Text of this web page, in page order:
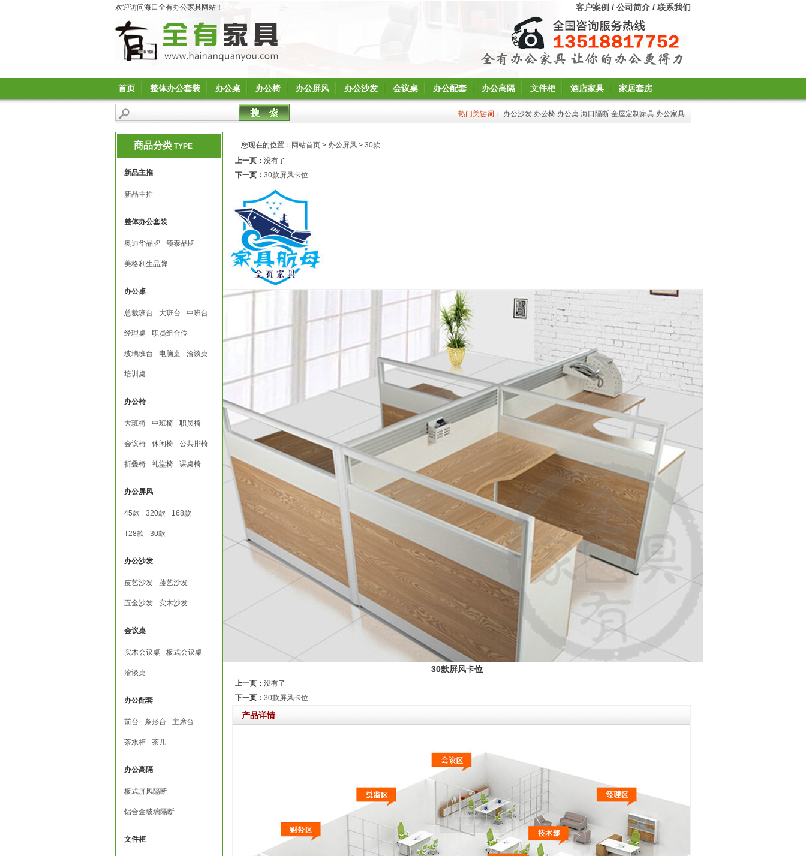
欢迎访问海口全有办公家具网站！ 客户案例 / 公司简介 / 联系我们
首页 整体办公套装 办公桌 办公椅 办公屏风 办公沙发 会议桌 办公配套 办公高隔 文件柜 酒店家具 家居套房
热门关键词： 办公沙发 办公椅 办公桌 海口隔断 全屋定制家具 办公家具
商品分类 TYPE
新品主推
新品主推
整体办公套装
奥迪华品牌 颂泰品牌
美格利生品牌
办公桌
总裁班台 大班台 中班台
经理桌 职员组合位
玻璃班台 电脑桌 洽谈桌
培训桌
办公椅
大班椅 中班椅 职员椅
会议椅 休闲椅 公共排椅
折叠椅 礼堂椅 课桌椅
办公屏风
45款 320款 168款
T28款 30款
办公沙发
皮艺沙发 藤艺沙发
五金沙发 实木沙发
会议桌
实木会议桌 板式会议桌
洽谈桌
办公配套
前台 条形台 主席台
茶水柜 茶几
办公高隔
板式屏风隔断
铝合金玻璃隔断
文件柜
您现在的位置： 网站首页 > 办公屏风 > 30款
上一页： 没有了
下一页： 30款屏风卡位
30款屏风卡位
上一页： 没有了
下一页： 30款屏风卡位
产品详情